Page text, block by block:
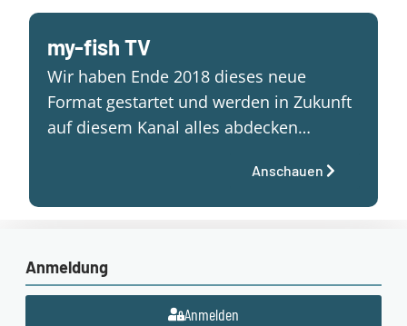
my-fish TV
Wir haben Ende 2018 dieses neue
Format gestartet und werden in Zukunft
auf diesem Kanal alles abdecken…
Anschauen
Anmeldung
Anmelden